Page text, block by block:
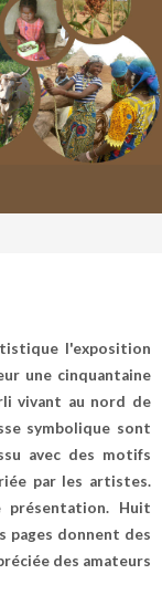
l'exposition
une cinquantaine
vivant au nord de
symbolique sont
avec des motifs
par les artistes.
présentation. Huit
pages donnent des
des amateurs